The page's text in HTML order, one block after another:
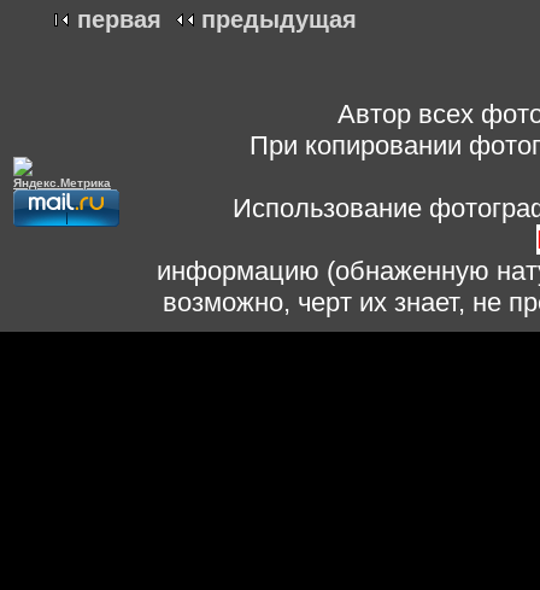
первая предыдущая
Автор всех
При копировании
Использование
информацию (обнаженную
возможно, черт их знает, не